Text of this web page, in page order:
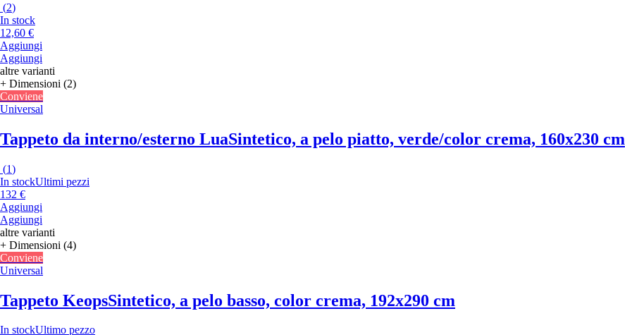
(2)
In stock
12,60 €
Aggiungi
Aggiungi
altre varianti
+ Dimensioni (2)
Conviene
Universal
Tappeto da interno/esterno LuaSintetico, a pelo piatto, verde/color crema, 160x230 cm
(1)
In stockUltimi pezzi
132 €
Aggiungi
Aggiungi
altre varianti
+ Dimensioni (4)
Conviene
Universal
Tappeto KeopsSintetico, a pelo basso, color crema, 192x290 cm
In stockUltimo pezzo